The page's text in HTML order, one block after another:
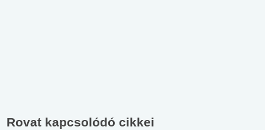
Rovat kapcsolódó cikkei